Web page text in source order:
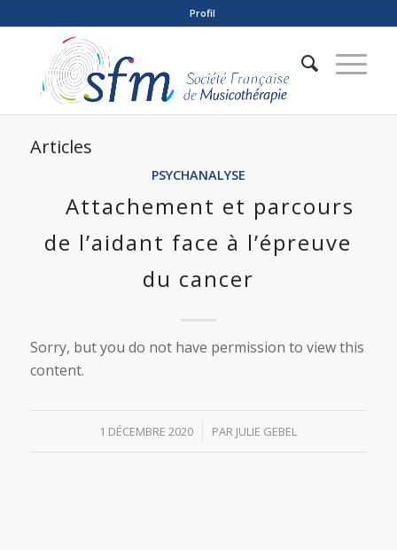
Profil
Articles
PSYCHANALYSE
Attachement et parcours
de l’aidant face à l’épreuve
du cancer
Sorry, but you do not have permission to view this
content.
1 DÉCEMBRE 2020
/ PAR JULIE GEBEL